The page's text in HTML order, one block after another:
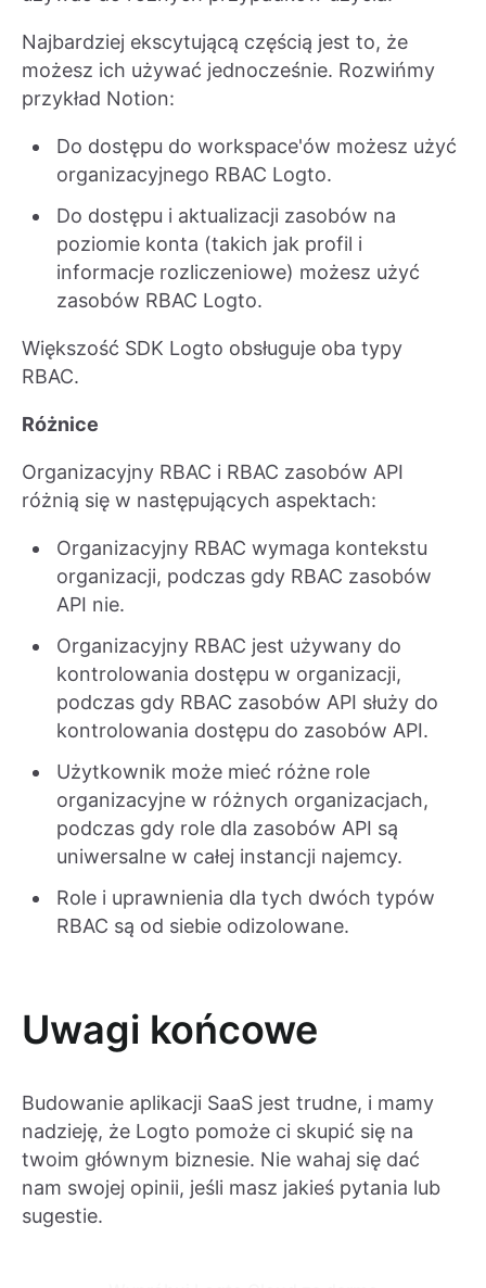
Najbardziej ekscytującą częścią jest to, że
możesz ich używać jednocześnie. Rozwińmy
przykład Notion:
Do dostępu do workspace'ów możesz użyć
organizacyjnego RBAC Logto.
Do dostępu i aktualizacji zasobów na
poziomie konta (takich jak profil i
informacje rozliczeniowe) możesz użyć
zasobów RBAC Logto.
Większość SDK Logto obsługuje oba typy
RBAC.
Różnice
Organizacyjny RBAC i RBAC zasobów API
różnią się w następujących aspektach:
Organizacyjny RBAC wymaga kontekstu
organizacji, podczas gdy RBAC zasobów
API nie.
Organizacyjny RBAC jest używany do
kontrolowania dostępu w organizacji,
podczas gdy RBAC zasobów API służy do
kontrolowania dostępu do zasobów API.
Użytkownik może mieć różne role
organizacyjne w różnych organizacjach,
podczas gdy role dla zasobów API są
uniwersalne w całej instancji najemcy.
Role i uprawnienia dla tych dwóch typów
RBAC są od siebie odizolowane.
Uwagi końcowe
Budowanie aplikacji SaaS jest trudne, i mamy
nadzieję, że Logto pomoże ci skupić się na
twoim głównym biznesie. Nie wahaj się dać
nam swojej opinii, jeśli masz jakieś pytania lub
sugestie.